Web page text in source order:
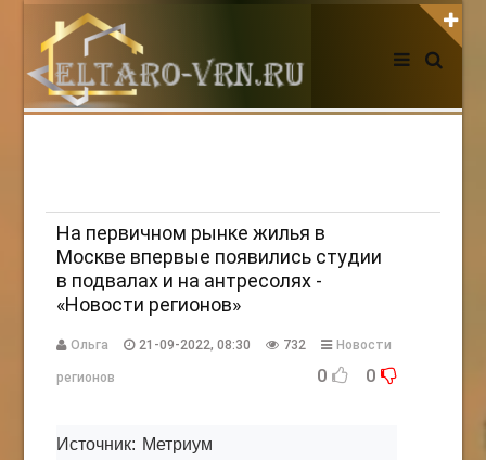
АВТОРИЗАЦИЯ НА САЙТЕ
Регистрация
НОВОСТИ СЕГОДНЯ
На первичном рынке жилья в
Москве впервые появились студии
в подвалах и на антресолях -
«Новости регионов»
Ольга 21-09-2022, 08:30 732 Новости
регионов 0 0
Источник: Метриум